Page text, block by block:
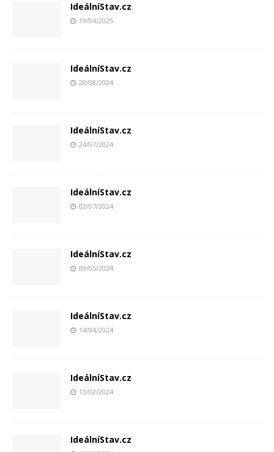
IdeálníStav.cz
19/04/2025
IdeálníStav.cz
28/08/2024
IdeálníStav.cz
24/07/2024
IdeálníStav.cz
02/07/2024
IdeálníStav.cz
09/05/2024
IdeálníStav.cz
14/04/2024
IdeálníStav.cz
13/02/2024
IdeálníStav.cz